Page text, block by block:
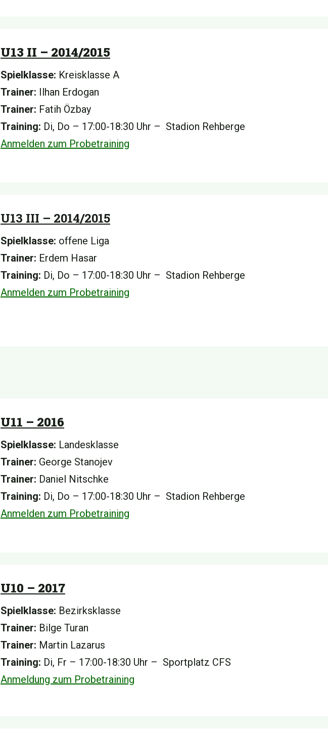
U13 II – 2014/2015
Spielklasse: Kreisklasse A
Trainer: Ilhan Erdogan
Trainer: Fatih Özbay
Training: Di, Do – 17:00-18:30 Uhr – Stadion Rehberge
Anmelden zum Probetraining
U13 III – 2014/2015
Spielklasse: offene Liga
Trainer: Erdem Hasar
Training: Di, Do – 17:00-18:30 Uhr – Stadion Rehberge
Anmelden zum Probetraining
U11 – 2016
Spielklasse: Landesklasse
Trainer: George Stanojev
Trainer: Daniel Nitschke
Training: Di, Do – 17:00-18:30 Uhr – Stadion Rehberge
Anmelden zum Probetraining
U10 – 2017
Spielklasse: Bezirksklasse
Trainer: Bilge Turan
Trainer: Martin Lazarus
Training: Di, Fr – 17:00-18:30 Uhr – Sportplatz CFS
Anmeldung zum Probetraining